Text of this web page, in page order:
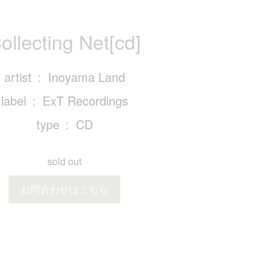
Net[cd]
artist
Inoyama Land
label
ExT Recordings
type
CD
sold out
お問合わせはこちら